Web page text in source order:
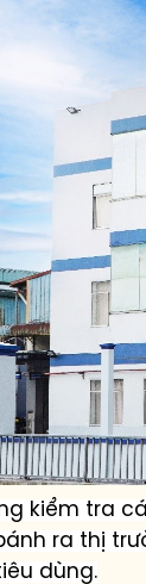
kiểm tra
ra thị
dùng.